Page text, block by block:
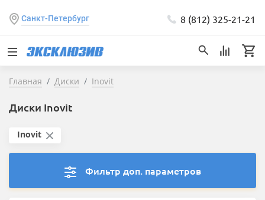
Санкт-Петербург 8 (812) 325-21-21
Главная Диски Inovit
Диски Inovit
Inovit
Фильтр доп. параметров